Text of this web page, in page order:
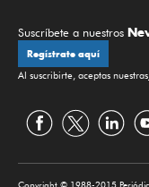
Suscríbete a nuestros
Regístrate aquí
Al suscribirte, aceptas nuestras
Copyright © 1988-2015